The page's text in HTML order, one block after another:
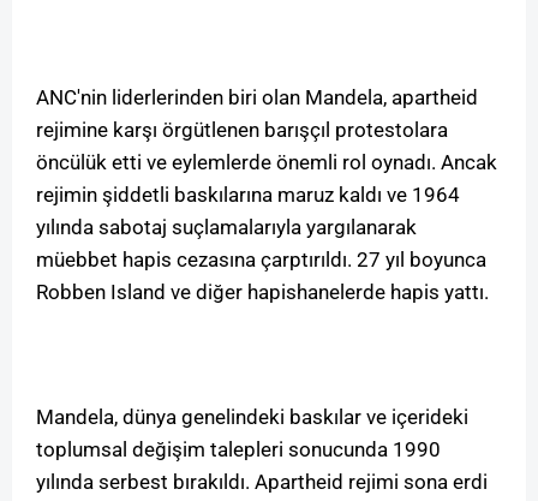
ANC'nin liderlerinden biri olan Mandela, apartheid
rejimine karşı örgütlenen barışçıl protestolara
öncülük etti ve eylemlerde önemli rol oynadı. Ancak
rejimin şiddetli baskılarına maruz kaldı ve 1964
yılında sabotaj suçlamalarıyla yargılanarak
müebbet hapis cezasına çarptırıldı. 27 yıl boyunca
Robben Island ve diğer hapishanelerde hapis yattı.
Mandela, dünya genelindeki baskılar ve içerideki
toplumsal değişim talepleri sonucunda 1990
yılında serbest bırakıldı. Apartheid rejimi sona erdi